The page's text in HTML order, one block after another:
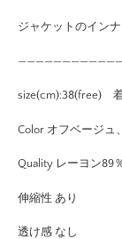
ジャケットのイン
size(cm):38(free)
Color オフベージュ
Quality レーヨン89
伸縮性 あり
透け感 なし